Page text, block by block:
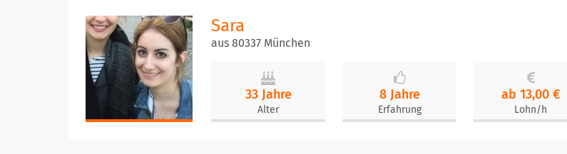
Sara
aus 80337 München
33 Jahre
Alter
8 Jahre
Erfahrung
ab 13,00 €
Lohn/h